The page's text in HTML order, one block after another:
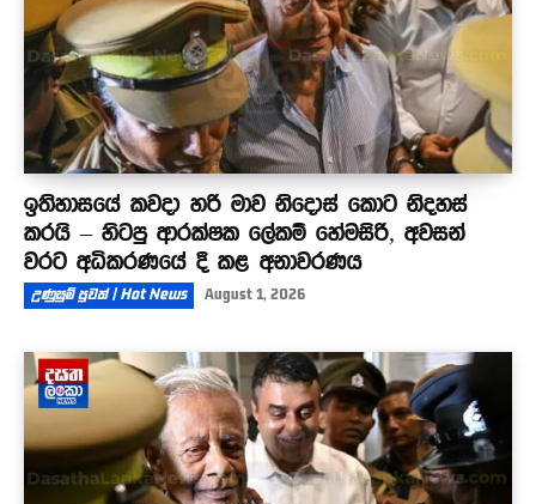
ඉතිහාසයේ කවදා හරි මාව නිදොස් කොට නිදහස්
කරයි – හිටපු ආරක්ෂක ලේකම් හේමසිරි, අවසන්
වරට අධිකරණයේ දී කළ අනාවරණය
උණුසුම් පුවත් | Hot News August 1, 2026